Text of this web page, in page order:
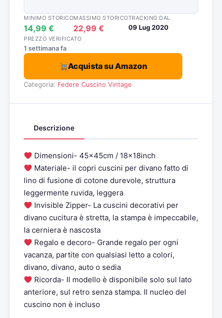
MINIMO STORICO
14,99 €
MASSIMO STORICO
22,99 €
TRACKING DAL
09 Lug 2020
PREZZO VERIFICATO
1 settimana fa
Acquista su Amazon
Categoria: Federe Cuscino Vintage
Descrizione
Dimensioni- 45x45cm / 18x18inch
Materiale- il copri cuscini per divano fatto di
lino di fusione di cotone durevole, struttura
leggermente ruvida, leggera
Invisible Zipper- La cuscini decorativi per
divano cucitura è stretta, la stampa è impeccabile,
la cerniera è nascosta
Regalo e decoro- Grande regalo per ogni
vacanza, partite con qualsiasi letto a colori,
divano, divano, auto o sedia
Ricorda- Il modello è disponibile solo sul lato
anteriore, sul retro senza stampa. Il nucleo del
cuscino non è incluso